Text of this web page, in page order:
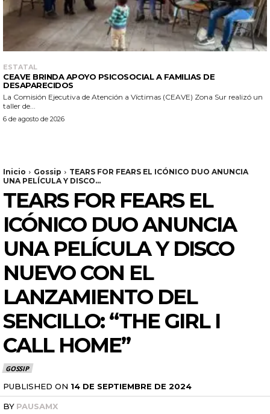
ESTATAL
CEAVE BRINDA APOYO PSICOSOCIAL A FAMILIAS DE
DESAPARECIDOS
La Comisión Ejecutiva de Atención a Víctimas (CEAVE) Zona Sur realizó un
taller de...
6 de agosto de 2026